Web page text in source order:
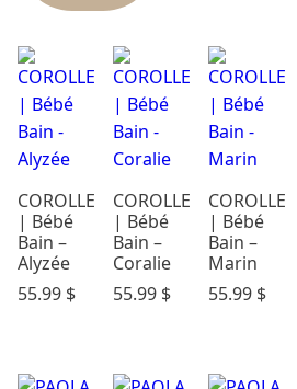
Catégories
Cadeaux &
Occasions
Carte
Dodo &
Confort
Éveil & Jeux
Maternité
Parents &
COROLLE
| Bébé
Bain –
Alyzée
55.99 $
COROLLE
| Bébé
Bain –
Coralie
55.99 $
COROLLE
| Bébé
Bain –
Marin
55.99 $